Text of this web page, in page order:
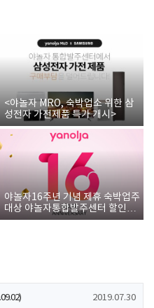
<야놀자 MRO, 숙박업소 위한 삼
성전자 가전제품 특가 개시>
야놀자16주년 기념 제휴 숙박업주
대상 야놀자통합발주센터 할인쿠
폰 증정
2019.07.30